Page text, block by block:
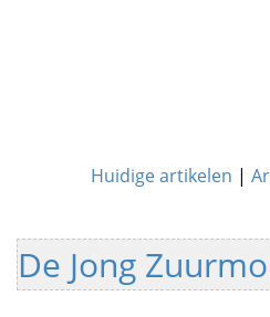
Huidige artikelen |
De Jong